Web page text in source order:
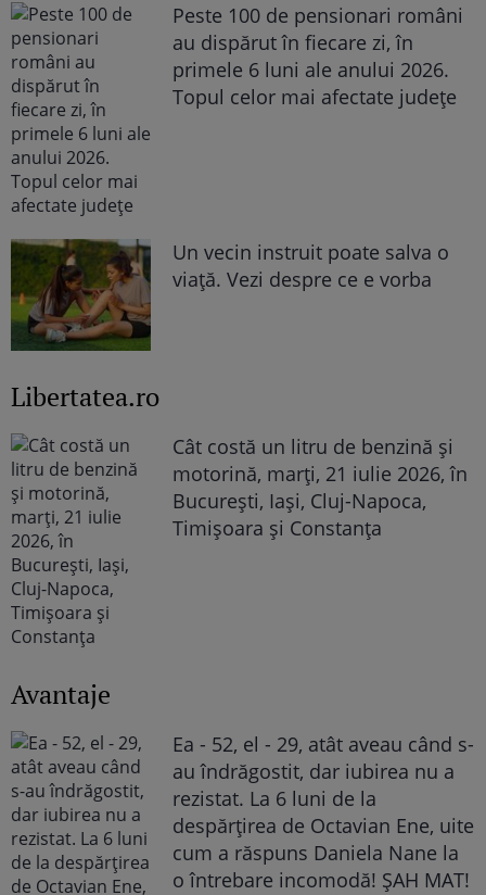
Peste 100 de pensionari români
au dispărut în fiecare zi, în
primele 6 luni ale anului 2026.
Topul celor mai afectate județe
Un vecin instruit poate salva o
viață. Vezi despre ce e vorba
Libertatea.ro
Cât costă un litru de benzină și
motorină, marți, 21 iulie 2026, în
București, Iași, Cluj-Napoca,
Timișoara și Constanța
Avantaje
Ea - 52, el - 29, atât aveau când s-
au îndrăgostit, dar iubirea nu a
rezistat. La 6 luni de la
despărțirea de Octavian Ene, uite
cum a răspuns Daniela Nane la
o întrebare incomodă! ȘAH MAT!